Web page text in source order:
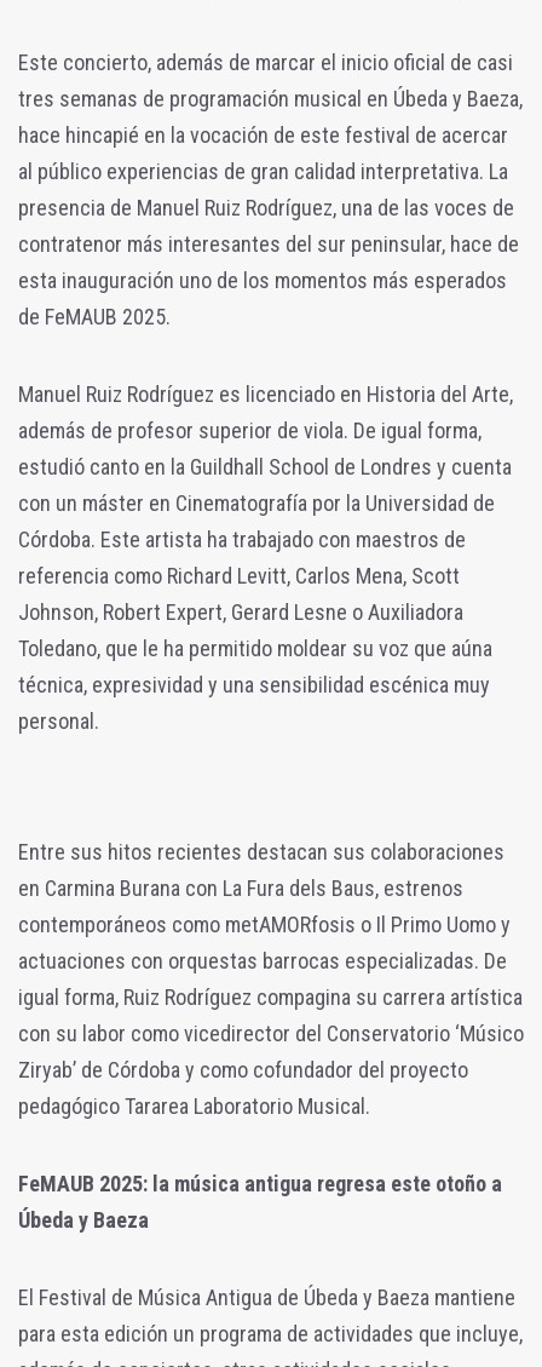
Este concierto, además de marcar el inicio oficial de casi
tres semanas de programación musical en Úbeda y Baeza,
hace hincapié en la vocación de este festival de acercar
al público experiencias de gran calidad interpretativa. La
presencia de Manuel Ruiz Rodríguez, una de las voces de
contratenor más interesantes del sur peninsular, hace de
esta inauguración uno de los momentos más esperados
de FeMAUB 2025.
Manuel Ruiz Rodríguez es licenciado en Historia del Arte,
además de profesor superior de viola. De igual forma,
estudió canto en la Guildhall School de Londres y cuenta
con un máster en Cinematografía por la Universidad de
Córdoba. Este artista ha trabajado con maestros de
referencia como Richard Levitt, Carlos Mena, Scott
Johnson, Robert Expert, Gerard Lesne o Auxiliadora
Toledano, que le ha permitido moldear su voz que aúna
técnica, expresividad y una sensibilidad escénica muy
personal.
Entre sus hitos recientes destacan sus colaboraciones
en Carmina Burana con La Fura dels Baus, estrenos
contemporáneos como metAMORfosis o Il Primo Uomo y
actuaciones con orquestas barrocas especializadas. De
igual forma, Ruiz Rodríguez compagina su carrera artística
con su labor como vicedirector del Conservatorio ‘Músico
Ziryab’ de Córdoba y como cofundador del proyecto
pedagógico Tararea Laboratorio Musical.
FeMAUB 2025: la música antigua regresa este otoño a
Úbeda y Baeza
El Festival de Música Antigua de Úbeda y Baeza mantiene
para esta edición un programa de actividades que incluye,